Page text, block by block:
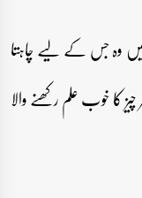
وہ جس کے لیے چاہتا
کا خوب علم رکھنے والا